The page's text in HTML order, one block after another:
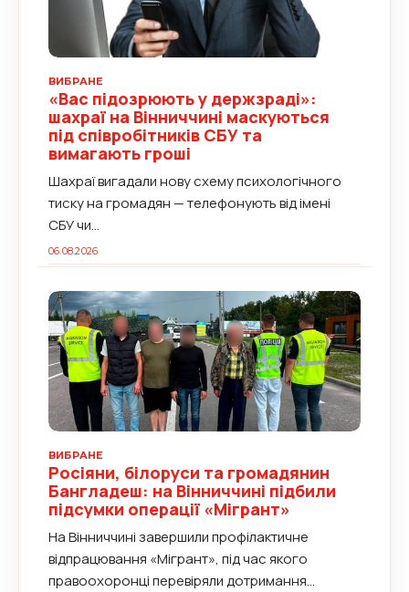
ВИБРАНЕ
«Вас підозрюють у держзраді»:
шахраї на Вінниччині маскуються
під співробітників СБУ та
вимагають гроші
Шахраї вигадали нову схему психологічного
тиску на громадян — телефонують від імені
СБУ чи...
06.08.2026
ВИБРАНЕ
Росіяни, білоруси та громадянин
Бангладеш: на Вінниччині підбили
підсумки операції «Мігрант»
На Вінниччині завершили профілактичне
відпрацювання «Мігрант», під час якого
правоохоронці перевіряли дотримання